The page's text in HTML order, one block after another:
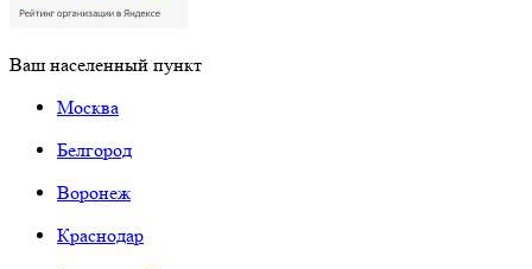
Ваш населенный пункт
Москва
Белгород
Воронеж
Краснодар